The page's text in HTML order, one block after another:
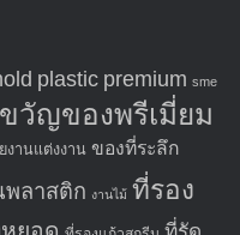
plastic premium sme
วัญของพรีเมี่ยม
งานแต่งงาน ของที่ระลึก
พลาสติก งานไม้ ที่รอง